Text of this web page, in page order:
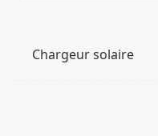
Chargeur solaire